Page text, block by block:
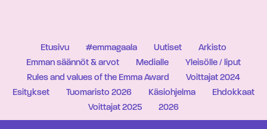
Etusivu #emmagaala Uutiset
Arkisto
Emman säännöt & arvot
Medialle
Yleisölle / liput
Rules and values of the Emma Award
Voittajat 2024
Esitykset
Tuomaristo 2026 Käsiohjelma
Ehdokkaat
Voittajat 2025
2026